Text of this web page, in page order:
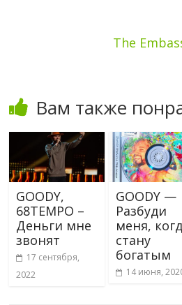
The
Вам также
GOODY,
68TEMPO –
Деньги мне
звонят
17 сентября,
2022
GOODY —
Разбуди
меня,
стану
богатым
14 июня,